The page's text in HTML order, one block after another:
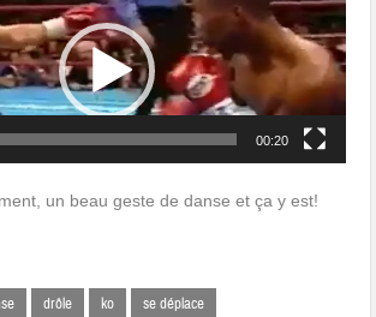
00:20
un beau geste de danse et ça y est!
drôle ko se déplace